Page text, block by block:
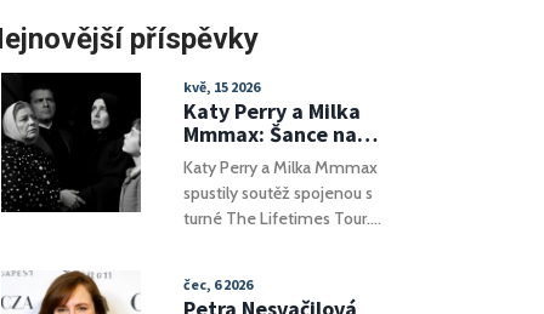
příspěvky
kvě, 15 2026
Katy Perry a Milka
Mmmax: Šance na
exkluzivní zážitek za
čokoládu
Katy Perry a Milka Mmmax
spustily soutěž spojenou s
turné The Lifetimes Tour.
vstupenky.
čec, 6 2026